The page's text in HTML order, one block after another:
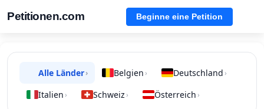
Petitionen.com Beginne eine Petition
Alle Länder› Belgien › Deutschland ›
Italien › Schweiz › Österreich ›